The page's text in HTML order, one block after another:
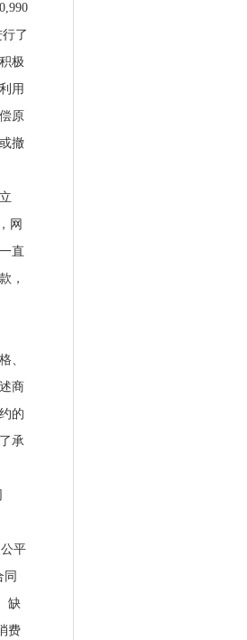
了
极
用
原
撤
网
直
，
、
商
的
承
平
缺
费